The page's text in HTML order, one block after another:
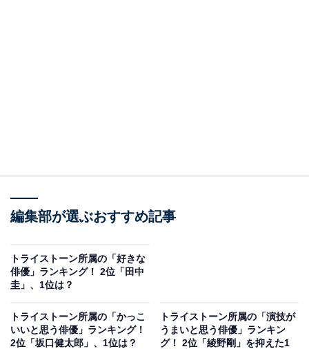
編集部が選ぶおすすめ記事
トライストーン所属の「好きな
俳優」ランキング！ 2位「田中
圭」、1位は？
トライストーン所属の「かっこ
いいと思う俳優」ランキング！
2位「坂口健太郎」、1位は？
トライストーン所属の「演技が
うまいと思う俳優」ランキン
グ！ 2位「綾野剛」を抑えた1